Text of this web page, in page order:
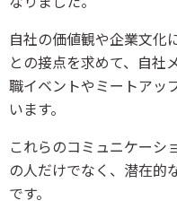
自社の価値観や企業文化
との接点を求めて、自社
職イベントやミートアッ
います。
これらのコミュニケーシ
の人だけでなく、潜在的
です。